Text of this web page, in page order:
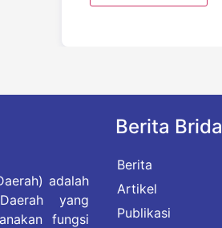
adalah
yang
fungsi
Berita Brida
Berita
Artikel
Publikasi